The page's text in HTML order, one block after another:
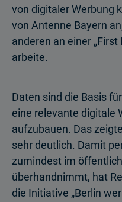
von digitaler Werbung
von Antenne Bayern
anderen an einer
arbeite.
Daten sind die Basis
eine relevante digitale
aufzubauen. Das
sehr deutlich. Damit
zumindest im
überhandnimmt, hat
die Initiative „Berlin